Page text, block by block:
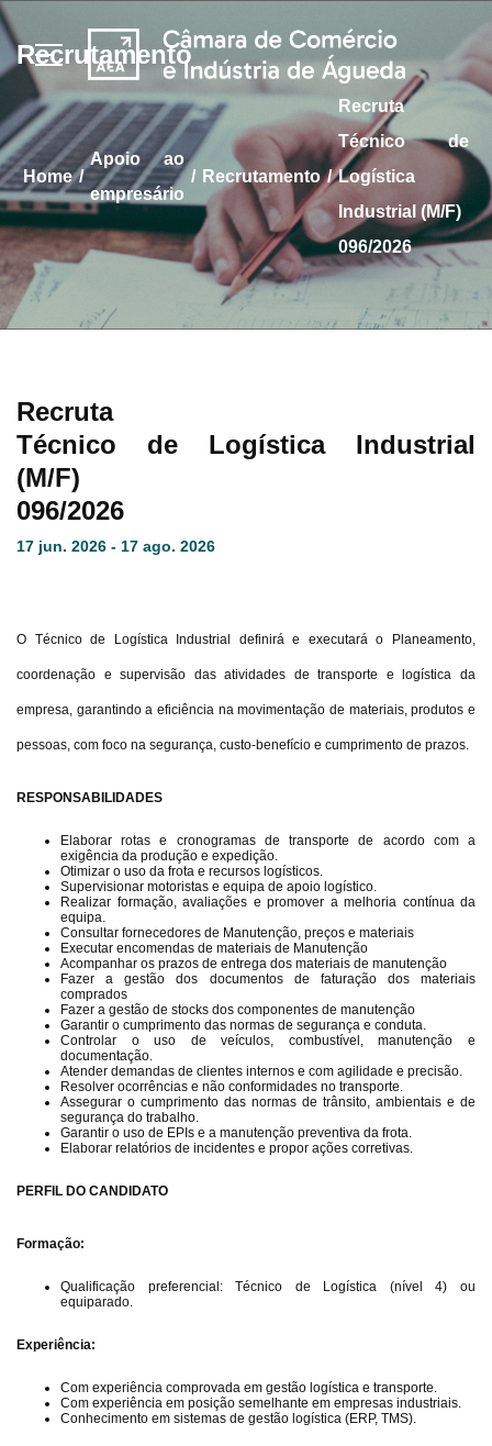
Recrutamento
home /
apoio ao
empresário
/ Recrutamento /
Recruta
Técnico de
Logística
Industrial (M/F)
096/2026
Recruta
Técnico de Logística Industrial
(M/F)
096/2026
17 jun. 2026 - 17 ago. 2026
O Técnico de Logística Industrial definirá e executará o Planeamento,
coordenação e supervisão das atividades de transporte e logística da
empresa, garantindo a eficiência na movimentação de materiais, produtos e
pessoas, com foco na segurança, custo-benefício e cumprimento de prazos.
RESPONSABILIDADES
Elaborar rotas e cronogramas de transporte de acordo com a
exigência da produção e expedição.
Otimizar o uso da frota e recursos logísticos.
Supervisionar motoristas e equipa de apoio logístico.
Realizar formação, avaliações e promover a melhoria contínua da
equipa.
Consultar fornecedores de Manutenção, preços e materiais
Executar encomendas de materiais de Manutenção
Acompanhar os prazos de entrega dos materiais de manutenção
Fazer a gestão dos documentos de faturação dos materiais
comprados
Fazer a gestão de stocks dos componentes de manutenção
Garantir o cumprimento das normas de segurança e conduta.
Controlar o uso de veículos, combustível, manutenção e
documentação.
Atender demandas de clientes internos e com agilidade e precisão.
Resolver ocorrências e não conformidades no transporte.
Assegurar o cumprimento das normas de trânsito, ambientais e de
segurança do trabalho.
Garantir o uso de EPIs e a manutenção preventiva da frota.
Elaborar relatórios de incidentes e propor ações corretivas.
PERFIL DO CANDIDATO
Formação:
Qualificação preferencial: Técnico de Logística (nível 4) ou
equiparado.
Experiência:
Com experiência comprovada em gestão logística e transporte.
Com experiência em posição semelhante em empresas industriais.
Conhecimento em sistemas de gestão logística (ERP, TMS).